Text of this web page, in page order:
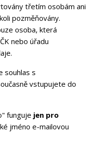
třetím osobám ani
pozměňovány.
osoba, která
nebo úřadu
souhlas s
vstupujete do
funguje jen pro
jméno e-mailovou